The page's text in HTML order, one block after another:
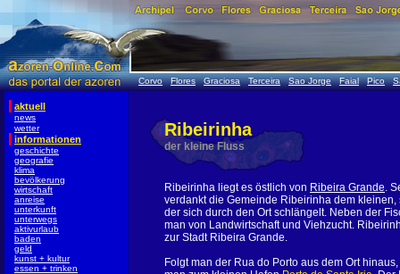
Corvo Flores Graciosa Terceira Sao Jorge Faial Pico
aktuell
news
wetter
informationen
geschichte
geografie
klima
bevölkerung
wirtschaft
anreise
unterkunft
unterwegs
aktivurlaub
baden
geld
kunst + kultur
essen + trinken
Ribeirinha
der kleine Fluss
Ribeirinha liegt es östlich von Ribeira Grande.
verdankt die Gemeinde Ribeirinha dem kleinen,
der sich durch den Ort schlängelt. Neben der
man von Landwirtschaft und Viehzucht.
zur Stadt Ribeira Grande.
Folgt man der Rua do Porto aus dem Ort